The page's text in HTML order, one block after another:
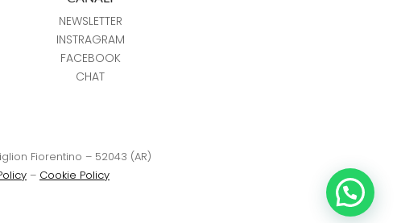
NEWSLETTER
INSTRAGRAM
FACEBOOK
CHAT
Fiorentino – 52043 (AR)
– Cookie Policy